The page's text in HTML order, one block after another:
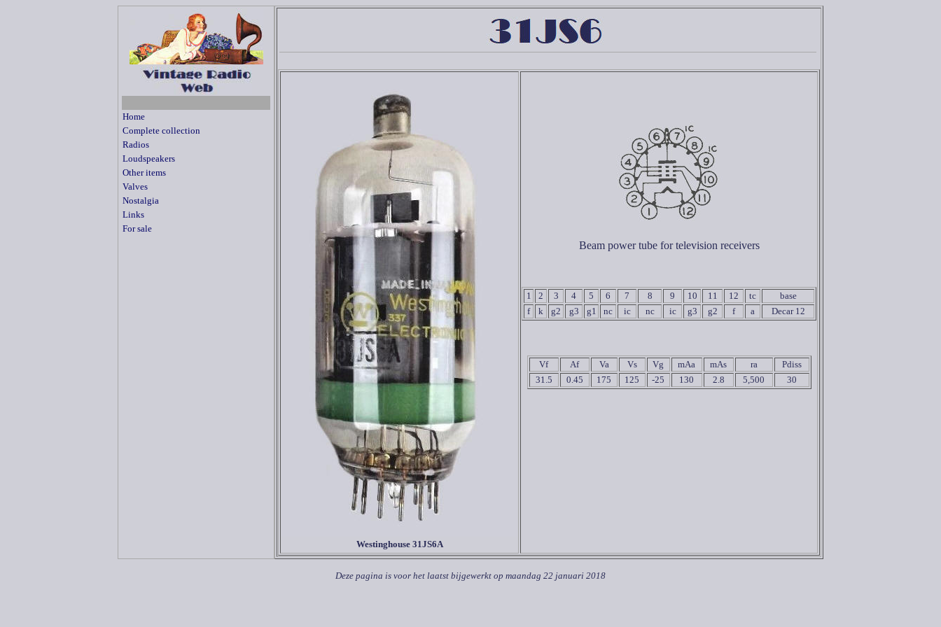
Home
Complete collection
Radios
Loudspeakers
Other items
Valves
Nostalgia
Links
For sale
Westinghouse 31JS6A
Beam power tube for television receivers
1 2 3 4 5 6 7 8 9 10 11 12 tc
base
f
k g2 g3 g1 nc ic nc ic g3 g2 f a Decar 12
Vf Af Va Vs Vg mAa mAs ra
Pdiss
31.5
0.45 175 125 -25 130 2.8 5,500 30
Deze pagina is voor het laatst bijgewerkt op maandag 22 januari 2018